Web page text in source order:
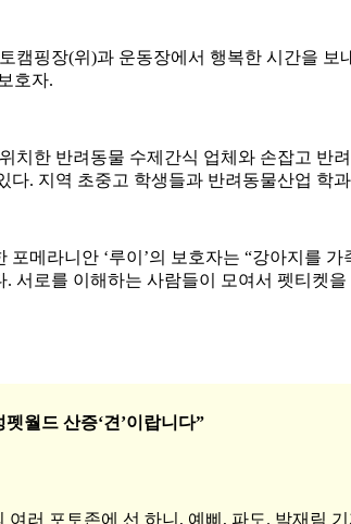
캠핑장(위)과 운동장에서 행복한 시간을 보
호자.
치한 반려동물 수제간식 업체와 손잡고 반
다. 지역 초중고 학생들과 반려동물산업 학
포메라니안 ‘루이’의 보호자는 “강아지를
. 서로를 이해하는 사람들이 모여서 펫티켓
월드 산증‘견’이랍니다”
여러 포토존에 선 하니, 예삐, 파도. 박재림